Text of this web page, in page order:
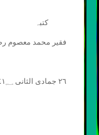
کتبہ
فقیر محمد معصوم
۲٦ جمادی الثانی ۲٤٤١؁ ھجری